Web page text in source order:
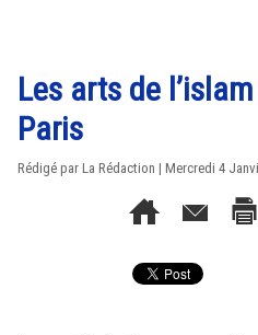
Les arts de
Paris
Rédigé par La Rédaction | Mercredi 4